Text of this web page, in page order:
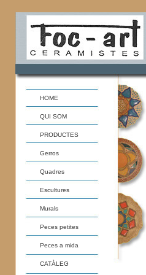
HOME
QUI SOM
PRODUCTES
Gerros
Quadres
Escultures
Murals
Peces petites
Peces a mida
CATÀLEG